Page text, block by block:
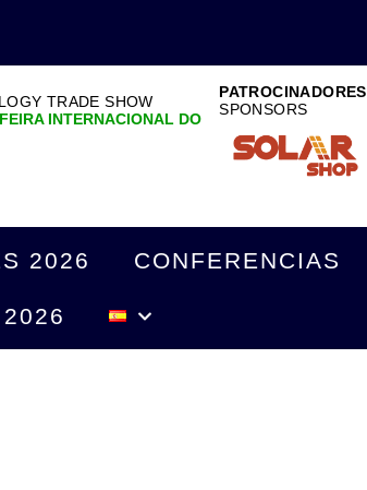
TRADE SHOW
INTERNACIONAL DO
PATROCINADORES
SPONSORS
2026 CONFERENCIAS